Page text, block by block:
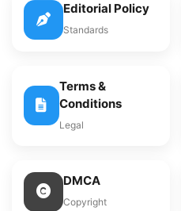
Editorial Policy
Standards
Terms &
Conditions
Legal
DMCA
Copyright